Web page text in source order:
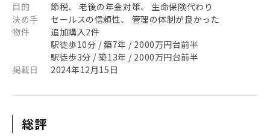
目的
節税、 老後の年金対策、 生命保険代わり
決め手
セールスの信頼性、 管理の体制が良かった
物件
追加購入2件
駅徒歩10分 / 築7年 / 2000万円台前半
駅徒歩3分 / 築13年 / 2000万円台前半
掲載日
2024年12月15日
総評